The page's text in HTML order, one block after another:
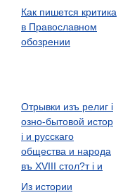
Как пишется критика
в Православном
обозрении
Отрывки изъ религ i
озно-бытовой истор
i и русскаго
общества и народа
въ XVIII стол?т i и
Из истории